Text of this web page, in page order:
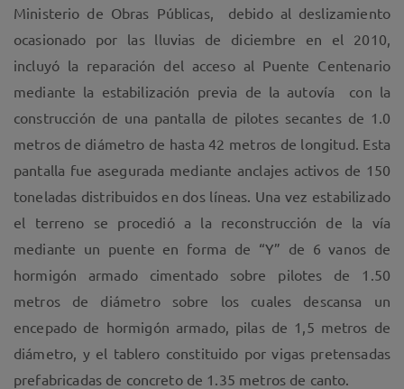
Ministerio de Obras Públicas, debido al deslizamiento
ocasionado por las lluvias de diciembre en el 2010,
incluyó la reparación del acceso al Puente Centenario
mediante la estabilización previa de la autovía con la
construcción de una pantalla de pilotes secantes de 1.0
metros de diámetro de hasta 42 metros de longitud. Esta
pantalla fue asegurada mediante anclajes activos de 150
toneladas distribuidos en dos líneas. Una vez estabilizado
el terreno se procedió a la reconstrucción de la vía
mediante un puente en forma de “Y” de 6 vanos de
hormigón armado cimentado sobre pilotes de 1.50
metros de diámetro sobre los cuales descansa un
encepado de hormigón armado, pilas de 1,5 metros de
diámetro, y el tablero constituido por vigas pretensadas
prefabricadas de concreto de 1.35 metros de canto.